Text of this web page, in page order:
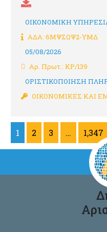
ΟΙΚΟΝΟΜΙΚΗ
ΑΔΑ: 6ΜΨΣΩΨ2-ΥΜΔ
05/08/2026
Αρ. Πρωτ.: ΚΡ/139
ΟΡΙΣΤΙΚΟΠΟΙΗΣΗ
ΟΙΚΟΝΟΜΙΚΕΣ ΚΑΙ
1 2 3 … 1,347